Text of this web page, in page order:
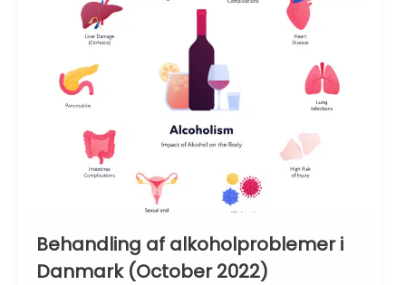
Behandling af alkoholproblemer i
Danmark (October 2022)